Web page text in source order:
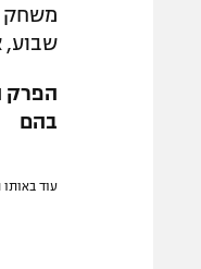
משחק
שבוע,
הפרק
בהם
עוד באותו